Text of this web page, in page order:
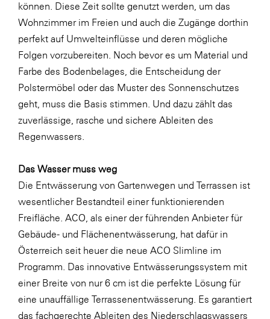
Wirtschaftskammer Salzburg
WKS Fachgruppe Fahrzeughandel und
Fahrzeugtechnik
WKS Fachgruppe Finanzdienstleister
WK UBIT
Zühlke
Media
können. Diese Zeit sollte genutzt werden, um das
Wohnzimmer im Freien und auch die Zugänge dorthin
perfekt auf Umwelteinflüsse und deren mögliche
Folgen vorzubereiten. Noch bevor es um Material und
Farbe des Bodenbelages, die Entscheidung der
Polstermöbel oder das Muster des Sonnenschutzes
geht, muss die Basis stimmen. Und dazu zählt das
zuverlässige, rasche und sichere Ableiten des
Regenwassers.
Das Wasser muss weg
Die Entwässerung von Gartenwegen und Terrassen ist
wesentlicher Bestandteil einer funktionierenden
Freifläche. ACO, als einer der führenden Anbieter für
Gebäude- und Flächenentwässerung, hat dafür in
Österreich seit heuer die neue ACO Slimline im
Programm. Das innovative Entwässerungssystem mit
einer Breite von nur 6 cm ist die perfekte Lösung für
eine unauffällige Terrassenentwässerung. Es garantiert
das fachgerechte Ableiten des Niederschlagswassers